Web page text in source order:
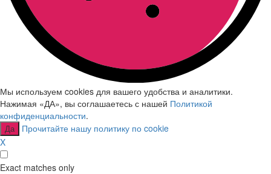
Мы используем cookies для вашего удобства и аналитики.
Нажимая «ДА», вы соглашаетесь с нашей Политикой
конфиденциальности.
Да
Прочитайте нашу политику по cookie
X
Exact matches only